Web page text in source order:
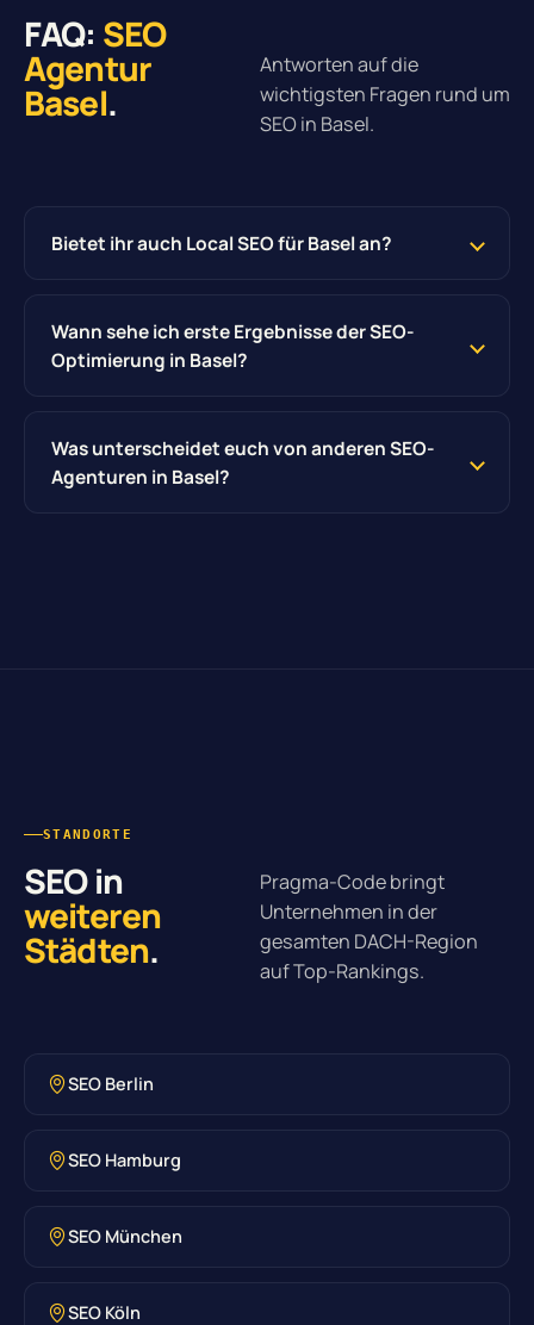
FAQ: SEO
Agentur
Basel.
Antworten auf die
wichtigsten Fragen rund um
SEO in Basel.
Bietet ihr auch Local SEO für Basel an?
Wann sehe ich erste Ergebnisse der SEO-
Optimierung in Basel?
Was unterscheidet euch von anderen SEO-
Agenturen in Basel?
STANDORTE
SEO in
weiteren
Städten.
Pragma-Code bringt
Unternehmen in der
gesamten DACH-Region
auf Top-Rankings.
SEO Berlin
SEO Hamburg
SEO München
SEO Köln